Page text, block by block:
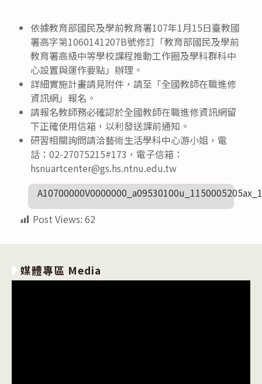
依據教育部國民及學前教育署107年1月15日臺教國
署高字第1060141207B號修訂「教育部國民及學前
教育署高級中等學校課程推動工作圈及學科群科中
心設置與運作要點」辦理。
詳細實施計畫請見附件，請至「全國教師在職進修
資訊網」報名。
請報名教師務必確認於全國教師在職進修資訊網留
下正確使用信箱，以利發送課前通知。
研習相關詢問請洽藝術生活學科中心游小姐，電
話：02-27075215#173，電子信箱：
hsnuartcenter@gs.hs.ntnu.edu.tw
A10700000V0000000_a09530100u_1150005205ax_1
Post Views: 62
媒體專區 Media